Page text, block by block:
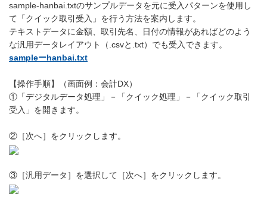
sample-hanbai.txtのサンプルデータを元に受入パターンを使用し
て「クイック取引受入」を行う方法を案内します。
テキストデータに金額、取引先名、日付の情報があればどのよう
な汎用データレイアウト（.csvと.txt）でも受入できます。
sampleーhanbai.txt
【操作手順】（画面例：会計DX）
①「デジタルデータ処理」－「クイック処理」－「クイック取引
受入」を開きます。
②［次へ］をクリックします。
③［汎用データ］を選択して［次へ］をクリックします。